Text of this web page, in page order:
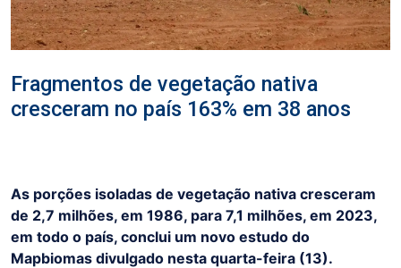
Fragmentos de vegetação nativa
cresceram no país 163% em 38 anos
As porções isoladas de vegetação nativa cresceram
de 2,7 milhões, em 1986, para 7,1 milhões, em 2023,
em todo o país, conclui um novo estudo do
Mapbiomas divulgado nesta quarta-feira (13).